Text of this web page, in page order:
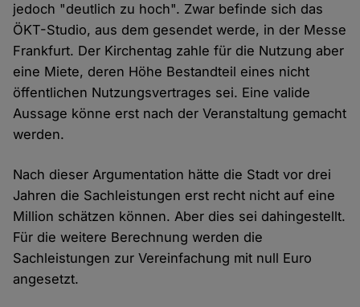
jedoch "deutlich zu hoch". Zwar befinde sich das
ÖKT-Studio, aus dem gesendet werde, in der Messe
Frankfurt. Der Kirchentag zahle für die Nutzung aber
eine Miete, deren Höhe Bestandteil eines nicht
öffentlichen Nutzungsvertrages sei. Eine valide
Aussage könne erst nach der Veranstaltung gemacht
werden.
Nach dieser Argumentation hätte die Stadt vor drei
Jahren die Sachleistungen erst recht nicht auf eine
Million schätzen können. Aber dies sei dahingestellt.
Für die weitere Berechnung werden die
Sachleistungen zur Vereinfachung mit null Euro
angesetzt.